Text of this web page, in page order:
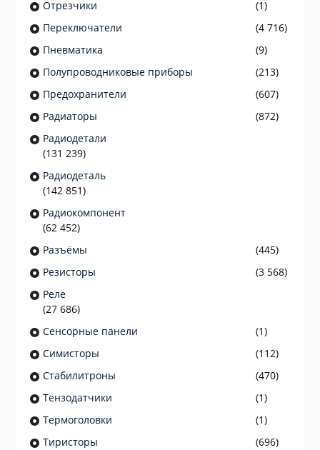
Отрезчики
(1)
Переключатели
(4 716)
Пневматика
(9)
Полупроводниковые приборы
(213)
Предохранители
(607)
Радиаторы
(872)
Радиодетали
(131 239)
Радиодеталь
(142 851)
Радиокомпонент
(62 452)
Разъёмы
(445)
Резисторы
(3 568)
Реле
(27 686)
Сенсорные панели
(1)
Симисторы
(112)
Стабилитроны
(470)
Тензодатчики
(1)
Термоголовки
(1)
Тиристоры
(696)